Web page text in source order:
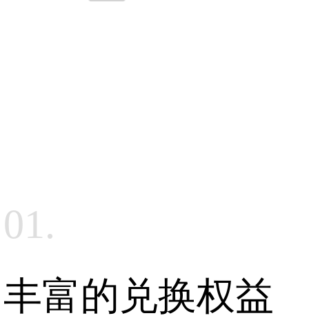
01.
丰富的兑换权益